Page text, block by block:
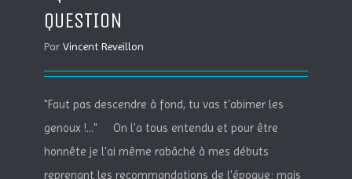
QUESTION
Par Vincent Reveillon
"Faut pas descendre à fond, tu vas t'abimer les
genoux !..." On l'a tous entendu et pour être
honnête je l'ai même rabâché à mes débuts
reprenant les recommandations de l'époque; mais